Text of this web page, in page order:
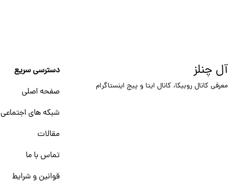
دسترسی سریع
صفحه اصلی
شبکه های اجتماعی
مقالات
تماس با ما
قوانین و شرایط
آل چنلز
معرفی کانال روبیکا، کانال ایتا و پیج اینستاگرام